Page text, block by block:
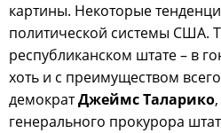
картины. Некоторые
политической системы США.
республиканском штате – в
хоть и с преимуществом
демократДжеймс Таларико
генерального прокурора